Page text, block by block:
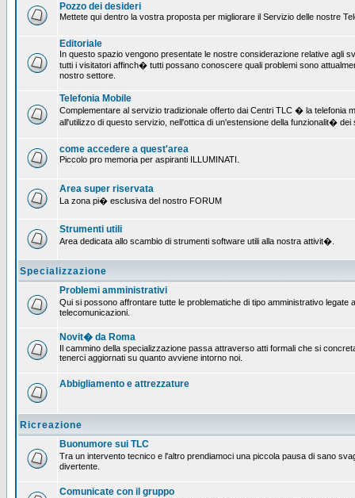
Pozzo dei desideri
Mettete qui dentro la vostra proposta per migliorare il Servizio delle nostre
Editoriale
In questo spazio vengono presentate le nostre considerazione relative agli
tutti i visitatori affinch� tutti possano conoscere quali problemi sono
nostro settore.
Telefonia Mobile
Complementare al servizio tradizionale offerto dai Centri TLC � la telefonia
all'utilizzo di questo servizio, nell'ottica di un'estensione della funzionalit�
come accedere a quest'area
Piccolo pro memoria per aspiranti ILLUMINATI.
Area super riservata
La zona pi� esclusiva del nostro FORUM
Strumenti utili
Area dedicata allo scambio di strumenti software utili alla nostra attivit�.
Specializzazione
Problemi amministrativi
Qui si possono affrontare tutte le problematiche di tipo amministrativo
telecomunicazioni.
Novit� da Roma
Il cammino della specializzazione passa attraverso atti formali che si
tenerci aggiornati su quanto avviene intorno noi.
Abbigliamento e attrezzature
Ricreazione
Buonumore sui TLC
Tra un intervento tecnico e l'altro prendiamoci una piccola pausa di sano
divertente.
Comunicate con il gruppo